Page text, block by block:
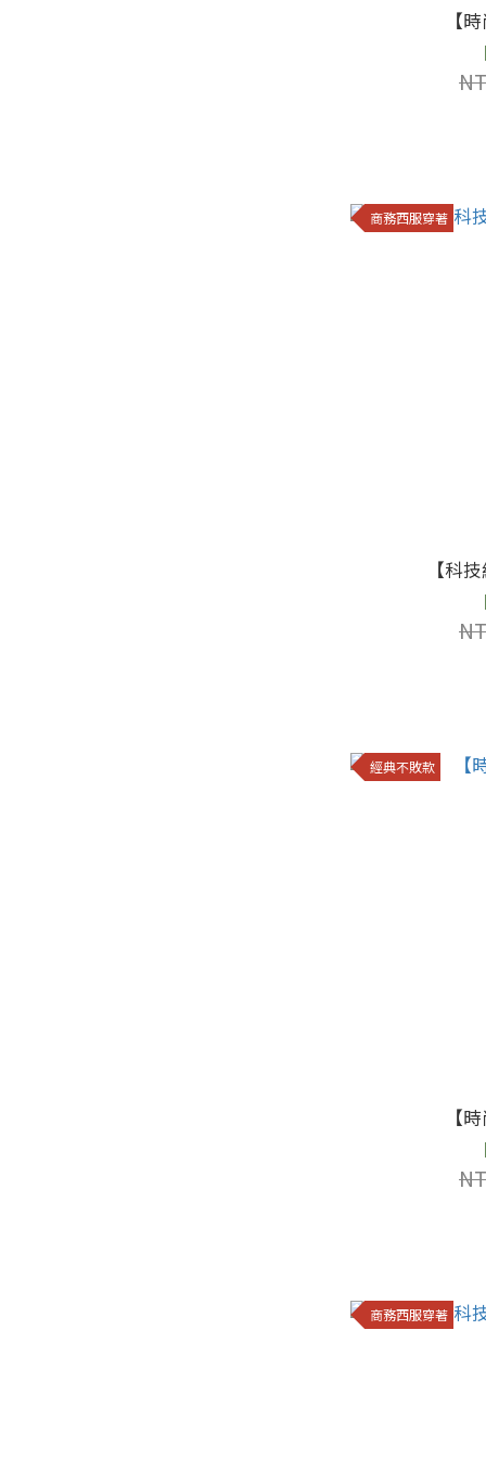
【
商務西服穿著
【科
經典不敗款
【
商務西服穿著